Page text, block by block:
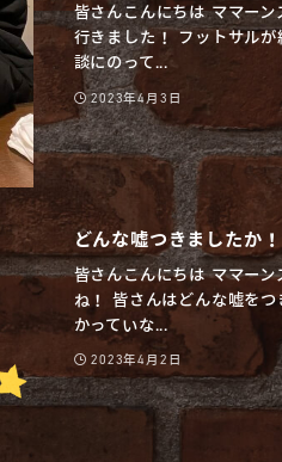
皆さんこんにちは ママー
行きました！ フットサル
談にのって...
2023年4月3日
どんな嘘つきましたか！
皆さんこんにちは ママー
ね！ 皆さんはどんな嘘を
かっていな...
2023年4月2日